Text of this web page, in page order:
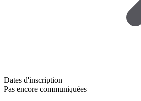
Dates d'inscription
Pas encore communiquées